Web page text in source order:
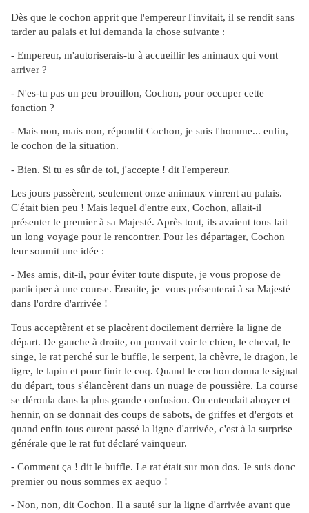
Dès que le cochon apprit que l'empereur l'invitait, il se rendit sans
tarder au palais et lui demanda la chose suivante :
- Empereur, m'autoriserais-tu à accueillir les animaux qui vont
arriver ?
- N'es-tu pas un peu brouillon, Cochon, pour occuper cette
fonction ?
- Mais non, mais non, répondit Cochon, je suis l'homme... enfin,
le cochon de la situation.
- Bien. Si tu es sûr de toi, j'accepte ! dit l'empereur.
Les jours passèrent, seulement onze animaux vinrent au palais.
C'était bien peu ! Mais lequel d'entre eux, Cochon, allait-il
présenter le premier à sa Majesté. Après tout, ils avaient tous fait
un long voyage pour le rencontrer. Pour les départager, Cochon
leur soumit une idée :
- Mes amis, dit-il, pour éviter toute dispute, je vous propose de
participer à une course. Ensuite, je vous présenterai à sa Majesté
dans l'ordre d'arrivée !
Tous acceptèrent et se placèrent docilement derrière la ligne de
départ. De gauche à droite, on pouvait voir le chien, le cheval, le
singe, le rat perché sur le buffle, le serpent, la chèvre, le dragon, le
tigre, le lapin et pour finir le coq. Quand le cochon donna le signal
du départ, tous s'élancèrent dans un nuage de poussière. La course
se déroula dans la plus grande confusion. On entendait aboyer et
hennir, on se donnait des coups de sabots, de griffes et d'ergots et
quand enfin tous eurent passé la ligne d'arrivée, c'est à la surprise
générale que le rat fut déclaré vainqueur.
- Comment ça ! dit le buffle. Le rat était sur mon dos. Je suis donc
premier ou nous sommes ex aequo !
- Non, non, dit Cochon. Il a sauté sur la ligne d'arrivée avant que